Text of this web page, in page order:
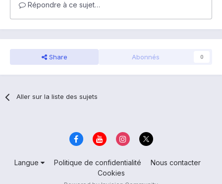
Répondre à ce sujet…
Share Abonnés 0
Aller sur la liste des sujets
Langue Politique de confidentialité
Nous contacter
Cookies